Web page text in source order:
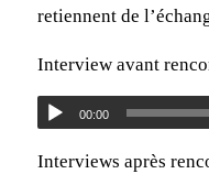
retiennent de
Interview avant
00:00
Interviews après